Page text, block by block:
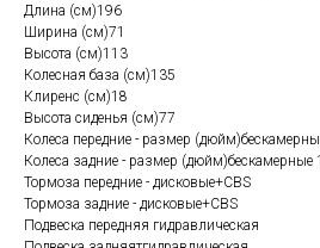
Длина (см)196
Ширина (см)71
Высота (см)113
Колесная база (см)135
Клиренс (см)18
Высота сиденья (см)77
Колеса передние - размер
Колеса задние - размер (дюйм)бескамерные
Тормоза передние - дисковые+CBS
Тормоза задние - дисковые+CBS
Подвеска передняя гидравлическая